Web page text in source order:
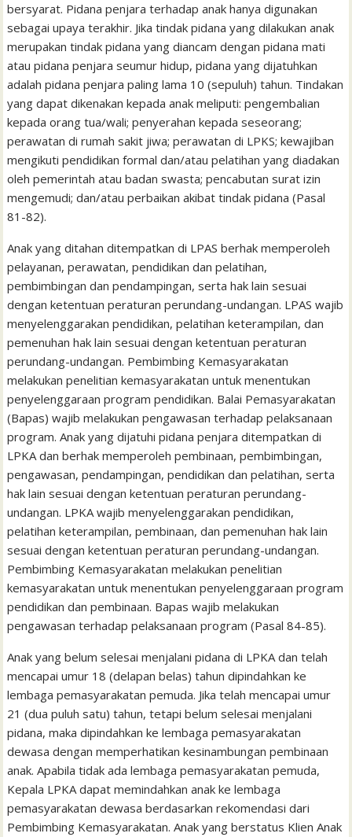
bersyarat. Pidana penjara terhadap anak hanya digunakan
sebagai upaya terakhir. Jika tindak pidana yang dilakukan anak
merupakan tindak pidana yang diancam dengan pidana mati
atau pidana penjara seumur hidup, pidana yang dijatuhkan
adalah pidana penjara paling lama 10 (sepuluh) tahun. Tindakan
yang dapat dikenakan kepada anak meliputi: pengembalian
kepada orang tua/wali; penyerahan kepada seseorang;
perawatan di rumah sakit jiwa; perawatan di LPKS; kewajiban
mengikuti pendidikan formal dan/atau pelatihan yang diadakan
oleh pemerintah atau badan swasta; pencabutan surat izin
mengemudi; dan/atau perbaikan akibat tindak pidana (Pasal
81-82).
Anak yang ditahan ditempatkan di LPAS berhak memperoleh
pelayanan, perawatan, pendidikan dan pelatihan,
pembimbingan dan pendampingan, serta hak lain sesuai
dengan ketentuan peraturan perundang-undangan. LPAS wajib
menyelenggarakan pendidikan, pelatihan keterampilan, dan
pemenuhan hak lain sesuai dengan ketentuan peraturan
perundang-undangan. Pembimbing Kemasyarakatan
melakukan penelitian kemasyarakatan untuk menentukan
penyelenggaraan program pendidikan. Balai Pemasyarakatan
(Bapas) wajib melakukan pengawasan terhadap pelaksanaan
program. Anak yang dijatuhi pidana penjara ditempatkan di
LPKA dan berhak memperoleh pembinaan, pembimbingan,
pengawasan, pendampingan, pendidikan dan pelatihan, serta
hak lain sesuai dengan ketentuan peraturan perundang-
undangan. LPKA wajib menyelenggarakan pendidikan,
pelatihan keterampilan, pembinaan, dan pemenuhan hak lain
sesuai dengan ketentuan peraturan perundang-undangan.
Pembimbing Kemasyarakatan melakukan penelitian
kemasyarakatan untuk menentukan penyelenggaraan program
pendidikan dan pembinaan. Bapas wajib melakukan
pengawasan terhadap pelaksanaan program (Pasal 84-85).
Anak yang belum selesai menjalani pidana di LPKA dan telah
mencapai umur 18 (delapan belas) tahun dipindahkan ke
lembaga pemasyarakatan pemuda. Jika telah mencapai umur
21 (dua puluh satu) tahun, tetapi belum selesai menjalani
pidana, maka dipindahkan ke lembaga pemasyarakatan
dewasa dengan memperhatikan kesinambungan pembinaan
anak. Apabila tidak ada lembaga pemasyarakatan pemuda,
Kepala LPKA dapat memindahkan anak ke lembaga
pemasyarakatan dewasa berdasarkan rekomendasi dari
Pembimbing Kemasyarakatan. Anak yang berstatus Klien Anak